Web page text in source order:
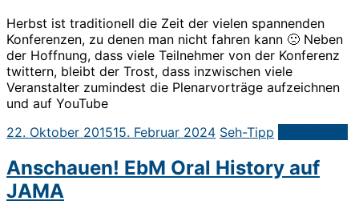
Herbst ist traditionell die Zeit der vielen spannenden
Konferenzen, zu denen man nicht fahren kann 🙁 Neben
der Hoffnung, dass viele Teilnehmer von der Konferenz
twittern, bleibt der Trost, dass inzwischen viele
Veranstalter zumindest die Plenarvorträge aufzeichnen
und auf YouTube
22. Oktober 201515. Februar 2024 Seh-Tipp
Anschauen! EbM Oral History auf
JAMA